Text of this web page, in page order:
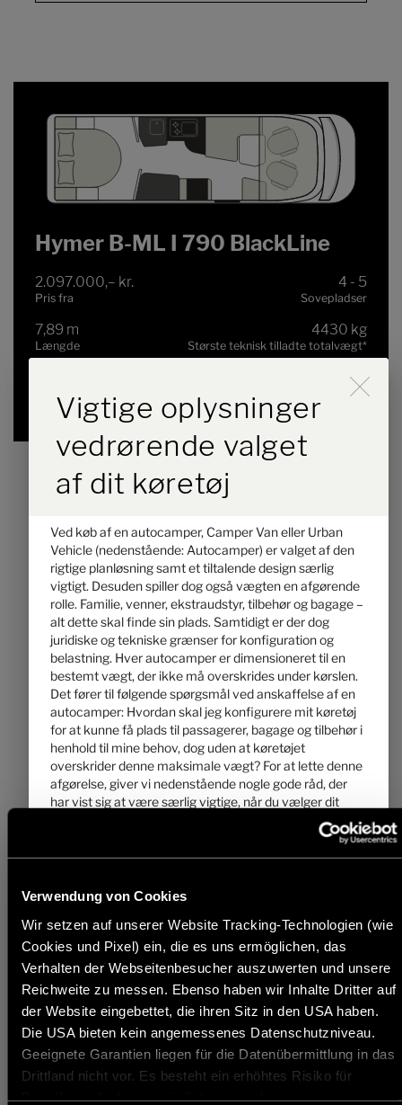
Verwendung von Cookies
Wir setzen auf unserer Website Tracking-Technologien (wie
Cookies und Pixel) ein, die es uns ermöglichen, das
Verhalten der Webseitenbesucher auszuwerten und unsere
Reichweite zu messen. Ebenso haben wir Inhalte Dritter auf
der Website eingebettet, die ihren Sitz in den USA haben.
Die USA bieten kein angemessenes Datenschutzniveau.
Geeignete Garantien liegen für die Datenübermittlung in das
Drittland nicht vor. Es besteht ein erhöhtes Risiko für
Hymer B-ML I 790 BlackLine
2.097.000,– kr.
Pris fra
4 - 5
Sovepladser
7,89 m
Længde
4430 kg
Største teknisk tilladte totalvægt*
valgt
Hymer B-ML I 880 BlackLine
2.223.000,– kr.
Pris fra
4 - 5
Sovepladser
8,99 m
Længde Største teknisk tilladte totalvægt
Hymer B-ML I 890 BlackLine
Durch Scrolling wird der
Vigtige oplysninger
vedrørende valget
af dit køretøj
Ved køb af en autocamper, Camper Van eller Urban
Vehicle (nedenstående: Autocamper) er valget af den
rigtige planløsning samt et tiltalende design særlig
vigtigt. Desuden spiller dog også vægten en afgørende
rolle. Familie, venner, ekstraudstyr, tilbehør og bagage –
alt dette skal finde sin plads. Samtidigt er der dog
juridiske og tekniske grænser for konfiguration og
belastning. Hver autocamper er dimensioneret til en
bestemt vægt, der ikke må overskrides under kørslen.
Det fører til følgende spørgsmål ved anskaffelse af en
autocamper: Hvordan skal jeg konfigurere mit køretøj
for at kunne få plads til passagerer, bagage og tilbehør i
henhold til mine behov, dog uden at køretøjet
overskrider denne maksimale vægt? For at lette denne
afgørelse, giver vi nedenstående nogle gode råd, der
har vist sig at være særlig vigtige, når du vælger dit
køretøjet ikke må overskride. Hymer fastlægger ud
Frau planløsningen en overgrænse for køretøjet, der
kan afvige fra planløsning til planløsning (f.eks. 3.500
kg, 4.400 kg). Den tilsvarende angivelse for hver
planløsning findes i de tekniske data.
2. Vægt i køreklar stand ...
... består– forenklet udtrykt – af basiskøretøjet med
standardudstyr plus en standardvægt på 75 kg for
køretøjets fører. Det er lovligt og muligt at vægten i